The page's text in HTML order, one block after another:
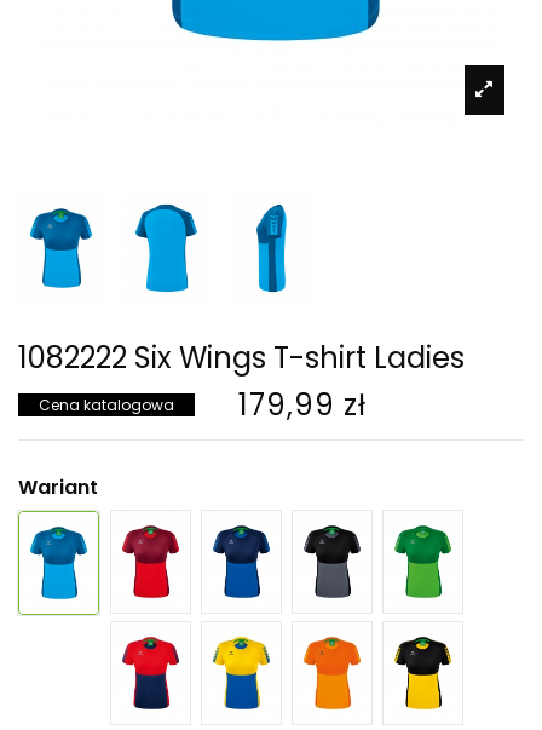
1082222 Six Wings T-shirt Ladies
Cena katalogowa 179,99 zł
Wariant